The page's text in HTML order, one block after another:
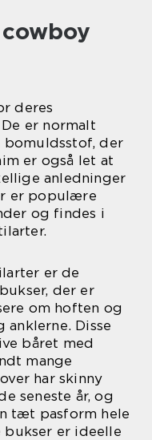
deres
er normalt
bomuldsstof, der
er også let at
anledninger
er populære
og findes i
er de
der er
om hoften og
anklerne. Disse
båret med
mange
har skinny
seneste år, og
tæt pasform hele
bukser er ideelle